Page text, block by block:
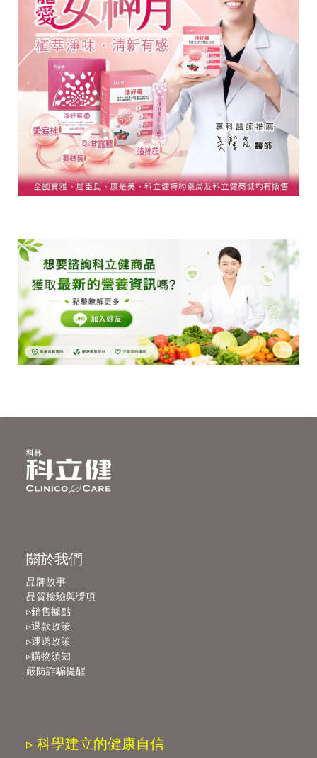
關於我們
品牌故事
品質檢驗與獎項
▹銷售據點
▹退款政策
▹運送政策
▹購物須知
嚴防詐騙提醒
▹ 科學建立的健康自信